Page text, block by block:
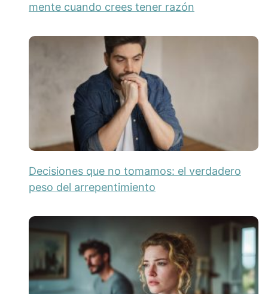
mente cuando crees tener razón
Decisiones que no tomamos: el verdadero
peso del arrepentimiento